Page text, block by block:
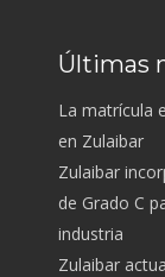
Últimas
La matrícula
en Zulaibar
Zulaibar
de Grado C
industria
Zulaibar